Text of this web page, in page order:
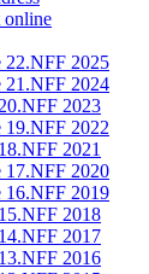
online
22.NFF 2025
21.NFF 2024
2023
19.NFF 2022
2021
17.NFF 2020
16.NFF 2019
2018
2017
2016